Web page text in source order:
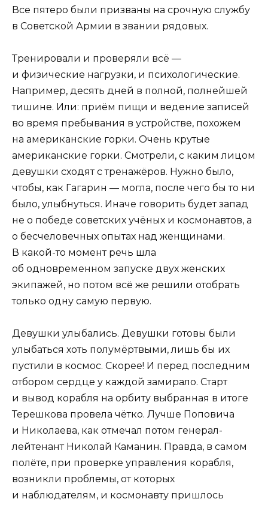
Все пятеро были призваны на срочную службу
в Советской Армии в звании рядовых.
Тренировали и проверяли всё —
и физические нагрузки, и психологические.
Например, десять дней в полной, полнейшей
тишине. Или: приём пищи и ведение записей
во время пребывания в устройстве, похожем
на американские горки. Очень крутые
американские горки. Смотрели, с каким лицом
девушки сходят с тренажёров. Нужно было,
чтобы, как Гагарин — могла, после чего бы то ни
было, улыбнуться. Иначе говорить будет запад
не о победе советских учёных и космонавтов, а
о бесчеловечных опытах над женщинами.
В какой-то момент речь шла
об одновременном запуске двух женских
экипажей, но потом всё же решили отобрать
только одну самую первую.
Девушки улыбались. Девушки готовы были
улыбаться хоть полумёртвыми, лишь бы их
пустили в космос. Скорее! И перед последним
отбором сердце у каждой замирало. Старт
и вывод корабля на орбиту выбранная в итоге
Терешкова провела чётко. Лучше Поповича
и Николаева, как отмечал потом генерал-
лейтенант Николай Каманин. Правда, в самом
полёте, при проверке управления корабля,
возникли проблемы, от которых
и наблюдателям, и космонавту пришлось